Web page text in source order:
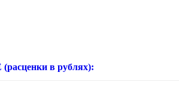
в рублях):